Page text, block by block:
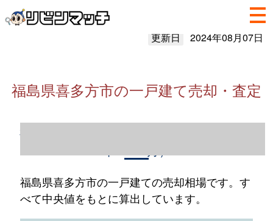
更新日 2024年08月07日
福島県喜多方市の一戸建て売却・査定
福島県喜多方市の一戸建て売却情報（2023
福島県喜多方市の一戸建ての売却相場です。す
べて中央値をもとに算出しています。